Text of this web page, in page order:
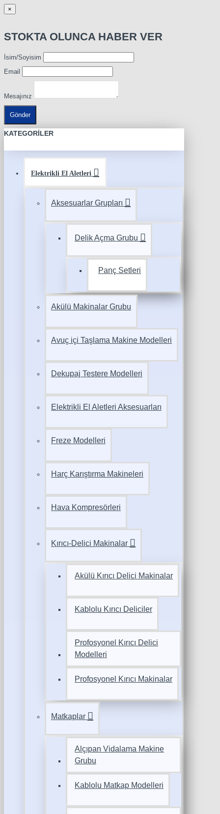
×
STOKTA OLUNCA HABER VER
İsim/Soyisim
Email
Mesajınız
Gönder
KATEGORILER
Elektrikli El Aletleri
Aksesuarlar Grupları
Delik Açma Grubu
Panç Setleri
Akülü Makinalar Grubu
Avuç içi Taşlama Makine Modelleri
Dekupaj Testere Modelleri
Elektrikli El Aletleri Aksesuarları
Freze Modelleri
Harç Karıştırma Makineleri
Hava Kompresörleri
Kırıcı-Delici Makinalar
Akülü Kırıcı Delici Makinalar
Kablolu Kırıcı Deliciler
Profosyonel Kırıcı Delici
Modelleri
Profosyonel Kırıcı Makinalar
Matkaplar
Alçıpan Vidalama Makine
Grubu
Kablolu Matkap Modelleri